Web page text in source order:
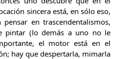
sincera está, en sólo eso,
en trascendentalismos,
pintar (lo demás a uno no le
el motor está en el
hay que despertarla, mimarla